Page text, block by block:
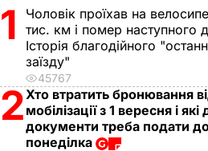
1
Чоловік проїхав на
тис. км і помер наступного
Історія благодійного
заїзду"
45767
2Хто втратить бронювання
мобілізації з 1 вересня і які
документи треба подати
понеділка